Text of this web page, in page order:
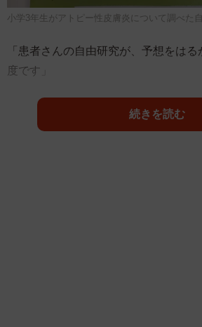
小学3年生がアトピー性皮膚炎について調べた
「患者さんの自由研究が、予想をは
度です」
「あとがきにある医療リテラシーの高
えないレベル…」
続きを読む